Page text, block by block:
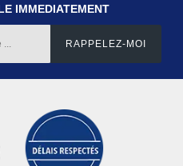
IMMEDIATEMENT